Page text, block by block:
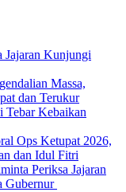
Jajaran Kunjungi
Massa,
dan Terukur
Tebar Kebaikan
Ops Ketupat 2026,
dan Idul Fitri
Periksa Jajaran